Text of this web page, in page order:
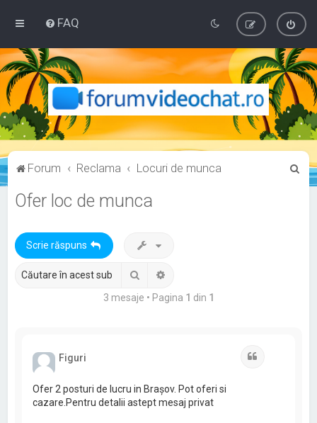
FAQ
Forum Reclama Locuri de munca
Ofer loc de munca
Scrie răspuns
Căutare
3 mesaje • Pagina 1 din 1
Figuri
Ofer 2 posturi de lucru in Brașov. Pot oferi si
cazare.Pentru detalii astept mesaj privat